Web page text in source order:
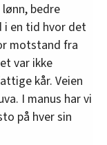
bedre
i en tid hvor det
motstand fra
var ikke
kår. Veien
I manus har vi
på hver sin